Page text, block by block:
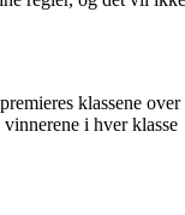
klassene over
i hver klasse